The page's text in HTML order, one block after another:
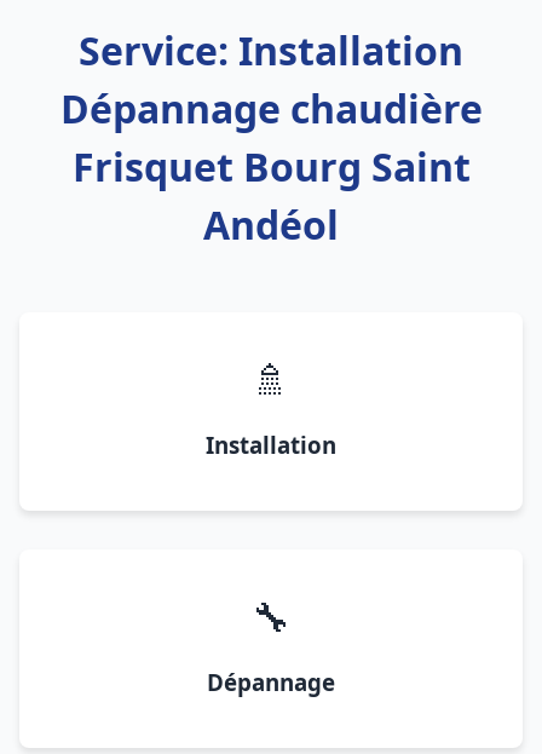
Service: Installation
Dépannage chaudière
Frisquet Bourg Saint
Andéol
🚿
Installation
🔧
Dépannage